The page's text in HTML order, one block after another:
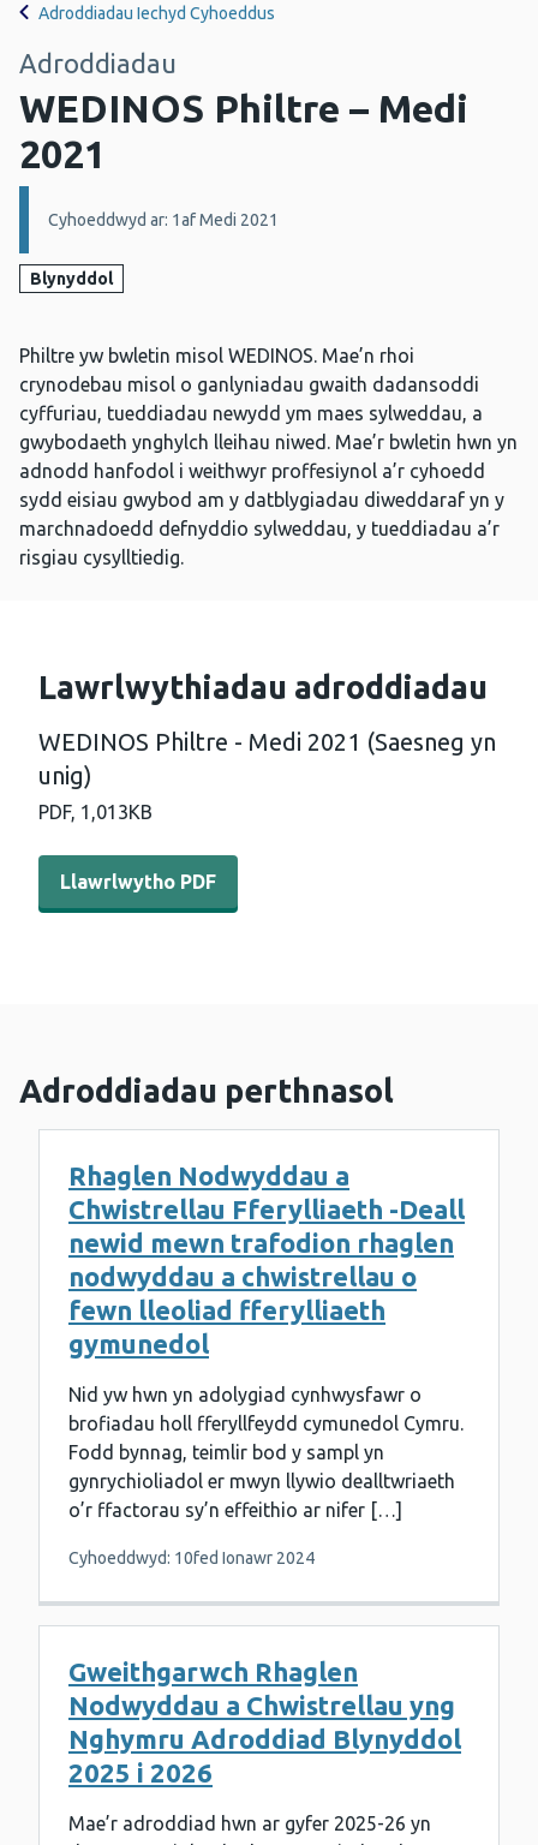
Adroddiadau Iechyd Cyhoeddus
Adroddiadau
WEDINOS Philtre – Medi
2021
Manylion:
Cyhoeddwyd ar: 1af Medi 2021
Blynyddol
Philtre yw bwletin misol WEDINOS. Mae’n rhoi
crynodebau misol o ganlyniadau gwaith dadansoddi
cyffuriau, tueddiadau newydd ym maes sylweddau, a
gwybodaeth ynghylch lleihau niwed. Mae’r bwletin hwn yn
adnodd hanfodol i weithwyr proffesiynol a’r cyhoedd
sydd eisiau gwybod am y datblygiadau diweddaraf yn y
marchnadoedd defnyddio sylweddau, y tueddiadau a’r
risgiau cysylltiedig.
Lawrlwythiadau adroddiadau
WEDINOS Philtre - Medi 2021 (Saesneg yn
unig)
PDF, 1,013KB
Llawrlwytho PDF - WEDINOS Philtre - Medi 2021
Llawrlwytho PDF
Adroddiadau perthnasol
Rhaglen Nodwyddau a
Chwistrellau Fferylliaeth -Deall
newid mewn trafodion rhaglen
nodwyddau a chwistrellau o
fewn lleoliad fferylliaeth
gymunedol
Nid yw hwn yn adolygiad cynhwysfawr o
brofiadau holl fferyllfeydd cymunedol Cymru.
Fodd bynnag, teimlir bod y sampl yn
gynrychioliadol er mwyn llywio dealltwriaeth
o’r ffactorau sy’n effeithio ar nifer […]
Cyhoeddwyd: 10fed Ionawr 2024
Gweithgarwch Rhaglen
Nodwyddau a Chwistrellau yng
Nghymru Adroddiad Blynyddol
2025 i 2026
Mae’r adroddiad hwn ar gyfer 2025-26 yn